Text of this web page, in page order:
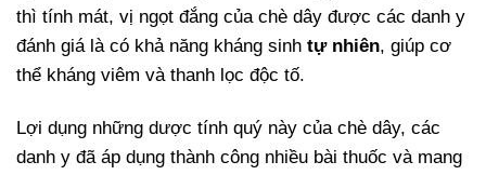
thì tính mát, vị ngọt đắng của chè dây được các danh y
đánh giá là có khả năng kháng sinh tự nhiên, giúp cơ
thể kháng viêm và thanh lọc độc tố.
Lợi dụng những dược tính quý này của chè dây, các
danh y đã áp dụng thành công nhiều bài thuốc và mang